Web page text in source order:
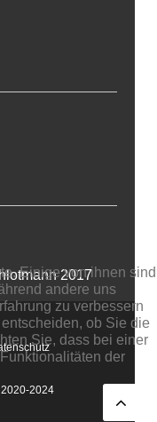
2017
2024
Einige von ihnen sind
andere uns
zu verbessern
ob Sie die
Sie, dass bei einer
der